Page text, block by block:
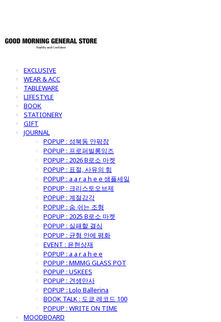
EXCLUSIVE
WEAR & ACC
TABLEWARE
LIFESTYLE
BOOK
STATIONERY
GIFT
JOURNAL
POPUP : 성북동 안팎장
POPUP : 프로퍼빌롱잉즈
POPUP : 2026 B로소 마켓
POPUP : 표절, 사유의 힘
POPUP : a a r a h e e 샘플세일
POPUP : 크리스토오브제
POPUP : 계절감각
POPUP : 숨 쉬는 조형
POPUP : 2025 B로소 마켓
POPUP : 실패할 결심
POPUP : 균형 안에 평화
EVENT : 윤현상재
POPUP : a a r a h e e
POPUP : MMMG GLASS POT
POPUP : USKEES
POPUP : 견생만사
POPUP : Lolo Ballerina
BOOK TALK : 도쿄 레코드 100
POPUP : WRITE ON TIME
MOODBOARD